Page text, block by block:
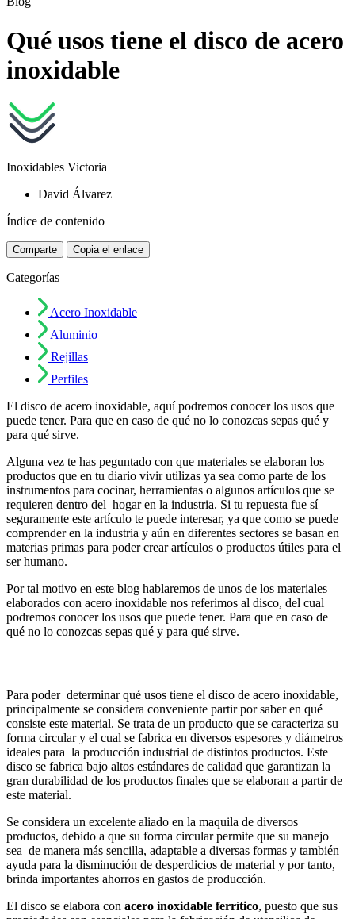
Qué usos tiene el disco de acero
inoxidable
Inoxidables Victoria
David Álvarez
Índice de contenido
Comparte Copia el enlace
Categorías
Acero Inoxidable
Aluminio
Rejillas
Perfiles
El disco de acero inoxidable, aquí podremos conocer los usos que
puede tener. Para que en caso de qué no lo conozcas sepas qué y
para qué sirve.
Alguna vez te has peguntado con que materiales se elaboran los
productos que en tu diario vivir utilizas ya sea como parte de los
instrumentos para cocinar, herramientas o algunos artículos que se
requieren dentro del hogar en la industria. Si tu repuesta fue sí
seguramente este artículo te puede interesar, ya que como se puede
comprender en la industria y aún en diferentes sectores se basan en
materias primas para poder crear artículos o productos útiles para el
ser humano.
Por tal motivo en este blog hablaremos de unos de los materiales
elaborados con acero inoxidable nos referimos al disco, del cual
podremos conocer los usos que puede tener. Para que en caso de
qué no lo conozcas sepas qué y para qué sirve.
Para poder determinar qué usos tiene el disco de acero inoxidable,
principalmente se considera conveniente partir por saber en qué
consiste este material. Se trata de un producto que se caracteriza su
forma circular y el cual se fabrica en diversos espesores y diámetros
ideales para la producción industrial de distintos productos. Este
disco se fabrica bajo altos estándares de calidad que garantizan la
gran durabilidad de los productos finales que se elaboran a partir de
este material.
Se considera un excelente aliado en la maquila de diversos
productos, debido a que su forma circular permite que su manejo
sea de manera más sencilla, adaptable a diversas formas y también
ayuda para la disminución de desperdicios de material y por tanto,
brinda importantes ahorros en gastos de producción.
El disco se elabora con acero inoxidable ferrítico, puesto que sus